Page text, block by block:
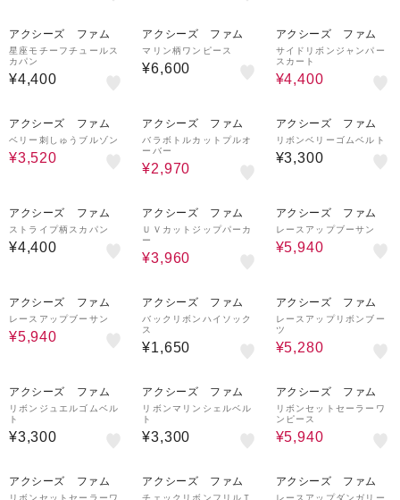
アクシーズ ファム
星座モチーフチュールス
カパン
¥4,400
アクシーズ ファム
マリン柄ワンピース
¥6,600
アクシーズ ファム
サイドリボンジャンパー
スカート
¥4,400
アクシーズ ファム
ベリー刺しゅうブルゾン
¥3,520
アクシーズ ファム
バラボトルカットプルオ
ーバー
¥2,970
アクシーズ ファム
リボンベリーゴムベルト
¥3,300
アクシーズ ファム
ストライプ柄スカパン
¥4,400
アクシーズ ファム
ＵＶカットジップパーカ
ー
¥3,960
アクシーズ ファム
レースアップブーサン
¥5,940
アクシーズ ファム
レースアップブーサン
¥5,940
アクシーズ ファム
バックリボンハイソック
ス
¥1,650
アクシーズ ファム
レースアップリボンブー
ツ
¥5,280
アクシーズ ファム
リボンジュエルゴムベル
ト
¥3,300
アクシーズ ファム
リボンマリンシェルベル
ト
¥3,300
アクシーズ ファム
リボンセットセーラーワ
ンピース
¥5,940
アクシーズ ファム
リボンセットセーラーワ
アクシーズ ファム
チェックリボンフリルＴ
アクシーズ ファム
レースアップダンガリー